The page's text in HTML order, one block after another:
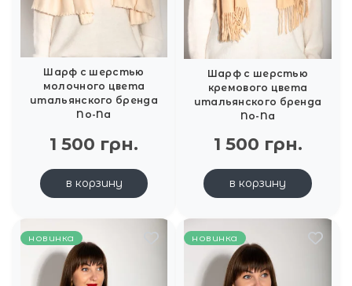
Шарф с шерстью
молочного цвета
итальянского бренда
No-Na
1 500 грн.
в корзину
Шарф с шерстью
кремового цвета
итальянского бренда
No-Na
1 500 грн.
в корзину
новинка новинка